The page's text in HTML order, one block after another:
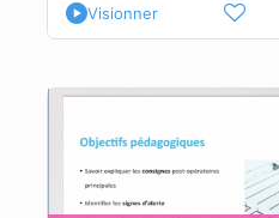
Visionner